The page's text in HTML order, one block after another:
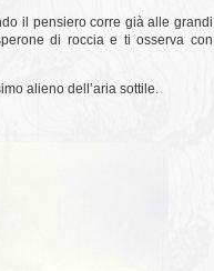
il pensiero corre già alle grandi
di roccia e ti osserva con
alieno dell’aria sottile.